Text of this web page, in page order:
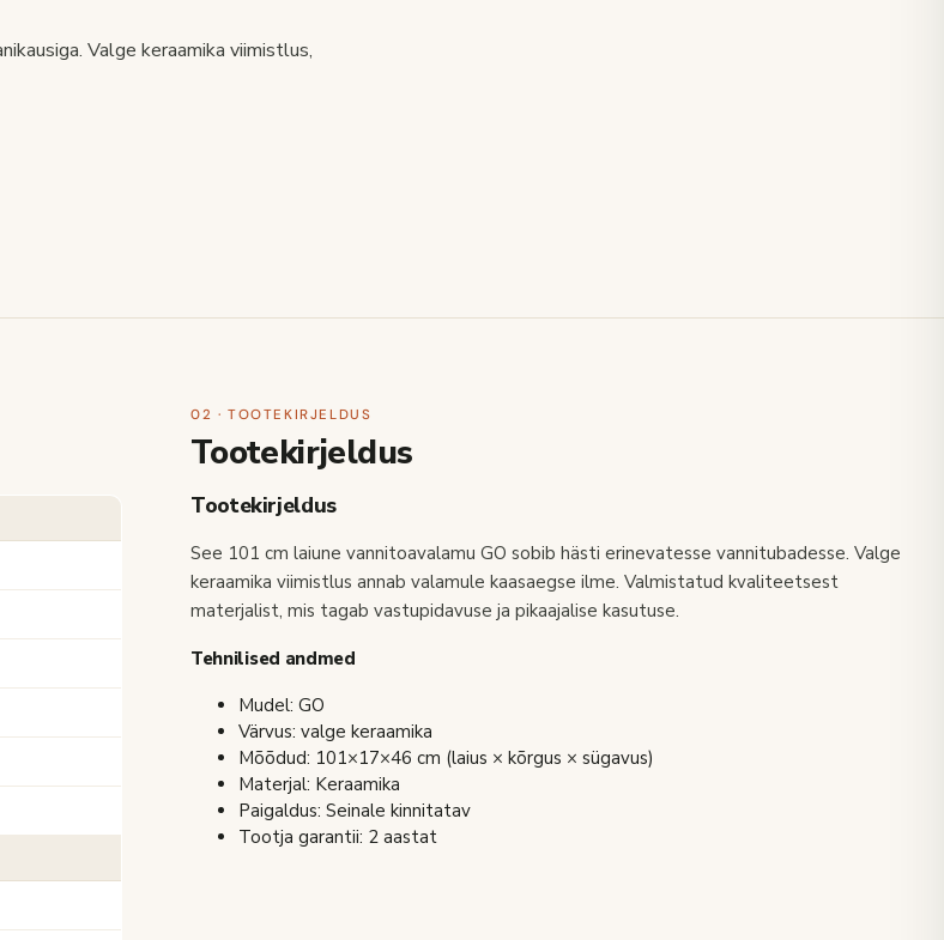
Valge keraamika viimistlus,
02 · TOOTEKIRJELDUS
Tootekirjeldus
Tootekirjeldus
See 101 cm laiune vannitoavalamu GO sobib hästi erinevatesse vannitubadesse. Valge
keraamika viimistlus annab valamule kaasaegse ilme. Valmistatud kvaliteetsest
materjalist, mis tagab vastupidavuse ja pikaajalise kasutuse.
Tehnilised andmed
Mudel: GO
Värvus: valge keraamika
Mõõdud: 101×17×46 cm (laius × kõrgus × sügavus)
Materjal: Keraamika
Paigaldus: Seinale kinnitatav
Tootja garantii: 2 aastat